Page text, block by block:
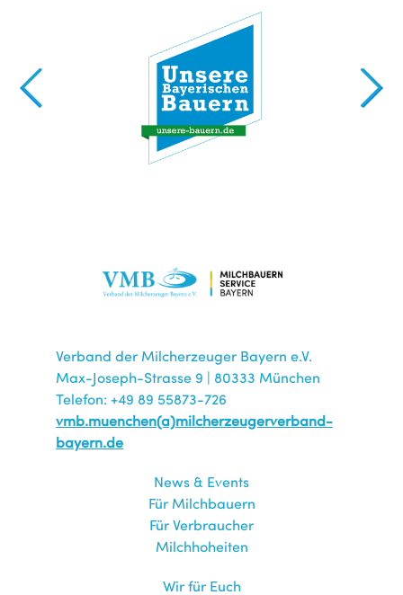
Verband der Milcherzeuger Bayern e.V.
Max-Joseph-Strasse 9 | 80333 München
Telefon: +49 89 55873-726
vmb.muenchen(a)milcherzeugerverband-
bayern.de
News & Events
Für Milchbauern
Für Verbraucher
Milchhoheiten
Wir für Euch